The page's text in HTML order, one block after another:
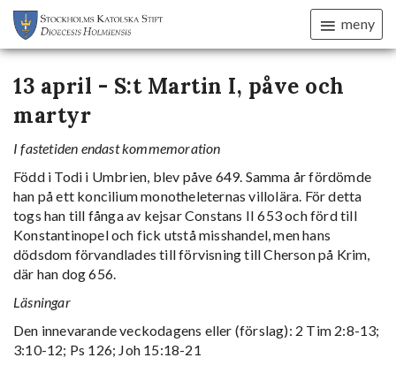
meny
13 april - S:t Martin I, påve och
martyr
I fastetiden endast kommemoration
Född i Todi i Umbrien, blev påve 649. Samma år fördömde
han på ett koncilium monotheleternas villolära. För detta
togs han till fånga av kejsar Constans II 653 och förd till
Konstantinopel och fick utstå misshandel, men hans
dödsdom förvandlades till förvisning till Cherson på Krim,
där han dog 656.
Läsningar
Den innevarande veckodagens eller (förslag): 2 Tim 2:8-13;
3:10-12; Ps 126; Joh 15:18-21